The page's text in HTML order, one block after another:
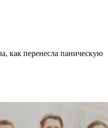
как перенесла паническую